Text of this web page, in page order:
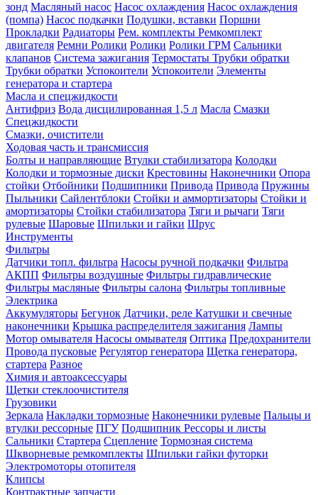
зонд Масляный насос Насос охлаждения Насос охлаждения
(помпа) Насос подкачки Подушки, вставки Поршни
Прокладки Радиаторы Рем. комплекты Ремкомплект
двигателя Ремни Ролики Ролики Ролики ГРМ Сальники
клапанов Система зажигания Термостаты Трубки обратки
Трубки обратки Успокоители Успокоители Элементы
генератора и стартера
Масла и спецжидкости
Антифриз Вода дисцилированная 1,5 л Масла Смазки
Спецжидкости
Смазки, очистители
Ходовая часть и трансмиссия
Болты и направляющие Втулки стабилизатора Колодки
Колодки и тормозные диски Крестовины Наконечники Опора
стойки Отбойники Подшипники Привода Привода Пружины
Пыльники Сайлентблоки Стойки и аммортизаторы Стойки и
амортизаторы Стойки стабилизатора Тяги и рычаги Тяги
рулевые Шаровые Шпильки и гайки Шрус
Инструменты
Фильтры
Датчики топл. фильтра Насосы ручной подкачки Фильтра
АКПП Фильтры воздушные Фильтры гидравлические
Фильтры масляные Фильтры салона Фильтры топливные
Электрика
Аккумуляторы Бегунок Датчики, реле Катушки и свечные
наконечники Крышка распределителя зажигания Лампы
Мотор омывателя Насосы омывателя Оптика Предохранители
Провода пусковые Регулятор генератора Щетка генератора,
стартера Разное
Химия и автоаксессуары
Щетки стеклоочистителя
Грузовики
Зеркала Накладки тормозные Наконечники рулевые Пальцы и
втулки рессорные ПГУ Подшипник Рессоры и листы
Сальники Стартера Сцепление Тормозная система
Шкворневые ремкомплекты Шпильки гайки футорки
Электромоторы отопителя
Клипсы
Контрактные запчасти